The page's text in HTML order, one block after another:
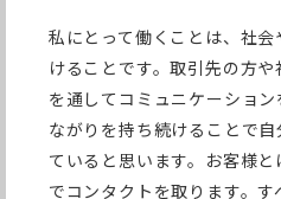
私にとって働くことは、社
けることです。取引先の方
を通してコミュニケーショ
ながりを持ち続けることで
ていると思います。お客様
でコンタクトを取ります。